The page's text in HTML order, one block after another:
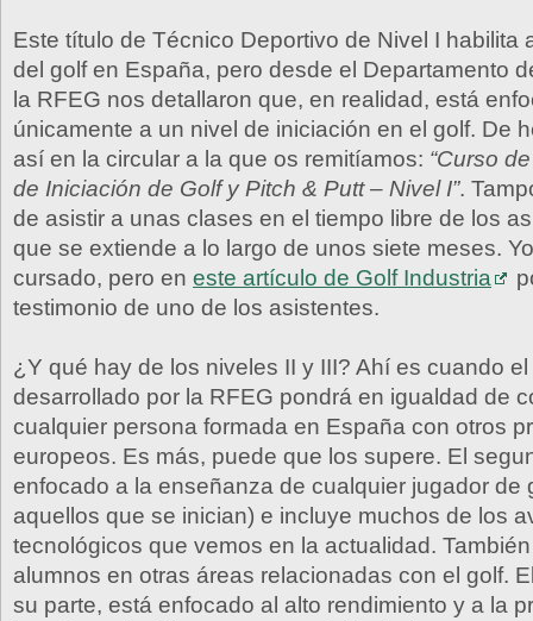
Este título de Técnico Deportivo de Nivel I habilita
del golf en España, pero desde el Departamento
la RFEG nos detallaron que, en realidad, está
únicamente a un nivel de iniciación en el golf. De
así en la circular a la que os remitíamos: “Curso
de Iniciación de Golf y Pitch & Putt – Nivel I”.
de asistir a unas clases en el tiempo libre de los
que se extiende a lo largo de unos siete meses.
cursado, pero en este artículo de Golf Industria
testimonio de uno de los asistentes.
¿Y qué hay de los niveles II y III? Ahí es cuando
desarrollado por la RFEG pondrá en igualdad de
cualquier persona formada en España con otros
europeos. Es más, puede que los supere. El
enfocado a la enseñanza de cualquier jugador de
aquellos que se inician) e incluye muchos de los
tecnológicos que vemos en la actualidad.
alumnos en otras áreas relacionadas con el golf.
su parte, está enfocado al alto rendimiento y a la